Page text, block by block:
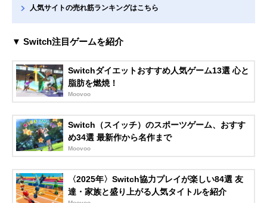
人気サイトの売れ筋ランキングはこちら
▼ Switch注目ゲームを紹介
Switchダイエットおすすめ人気ゲーム13選 心と
脂肪を燃焼！
Moovoo
Switch（スイッチ）のスポーツゲーム、おすす
め34選 最新作から名作まで
Moovoo
〈2025年〉Switch協力プレイが楽しい84選 友
達・家族と盛り上がる人気タイトルを紹介